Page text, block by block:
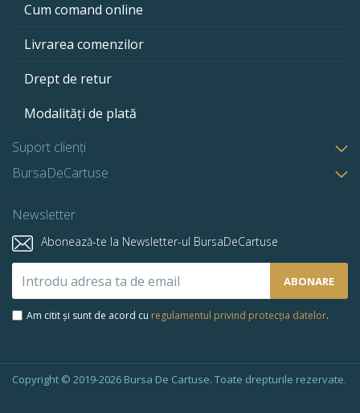
Cum comand online
Livrarea comenzilor
Drept de retur
Modalități de plată
Suport clienți
BursaDeCartuse
Newsletter
Abonează-te la Newsletter-ul BursaDeCartuse
la
newsletter-
ABONARE
Am citit și sunt de acord cu regulamentul privind protecția datelor.
Copyright © 2019-2026 Bursa De Cartuse. Toate drepturile rezervate.